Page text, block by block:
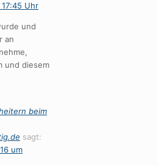
Uhr
und
an
und diesem
beim
sagt:
um